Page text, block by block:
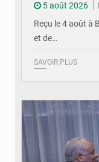
5 août 2026
Reçu le 4 août à
et de…
SAVOIR PLUS